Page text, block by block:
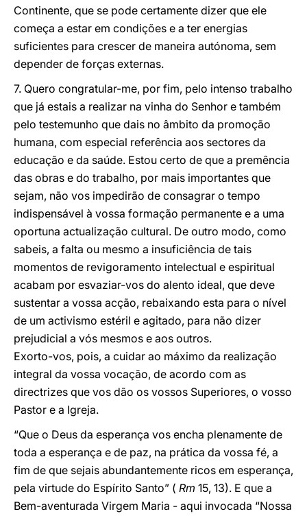
Continente, que se pode certamente dizer que ele
começa a estar em condições e a ter energias
suficientes para crescer de maneira autónoma, sem
depender de forças externas.
7. Quero congratular-me, por fim, pelo intenso trabalho
que já estais a realizar na vinha do Senhor e também
pelo testemunho que dais no âmbito da promoção
humana, com especial referência aos sectores da
educação e da saúde. Estou certo de que a premência
das obras e do trabalho, por mais importantes que
sejam, não vos impedirão de consagrar o tempo
indispensável à vossa formação permanente e a uma
oportuna actualização cultural. De outro modo, como
sabeis, a falta ou mesmo a insuficiência de tais
momentos de revigoramento intelectual e espiritual
acabam por esvaziar-vos do alento ideal, que deve
sustentar a vossa acção, rebaixando esta para o nível
de um activismo estéril e agitado, para não dizer
prejudicial a vós mesmos e aos outros.
Exorto-vos, pois, a cuidar ao máximo da realização
integral da vossa vocação, de acordo com as
directrizes que vos dão os vossos Superiores, o vosso
Pastor e a Igreja.
“Que o Deus da esperança vos encha plenamente de
toda a esperança e de paz, na prática da vossa fé, a
fim de que sejais abundantemente ricos em esperança,
pela virtude do Espírito Santo” ( Rm 15, 13). E que a
Bem-aventurada Virgem Maria - aqui invocada “Nossa